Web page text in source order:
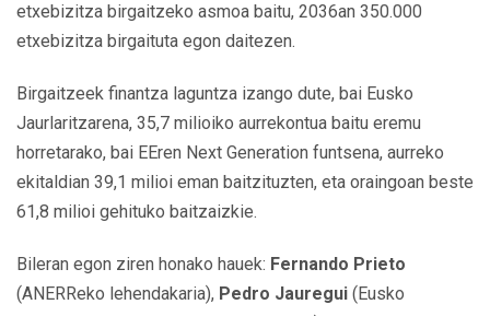
etxebizitza birgaitzeko asmoa baitu, 2036an 350.000
etxebizitza birgaituta egon daitezen.
Birgaitzeek finantza laguntza izango dute, bai Eusko
Jaurlaritzarena, 35,7 milioiko aurrekontua baitu eremu
horretarako, bai EEren Next Generation funtsena, aurreko
ekitaldian 39,1 milioi eman baitzituzten, eta oraingoan beste
61,8 milioi gehituko baitzaizkie.
Bileran egon ziren honako hauek: Fernando Prieto
(ANERReko lehendakaria), Pedro Jauregui (Eusko